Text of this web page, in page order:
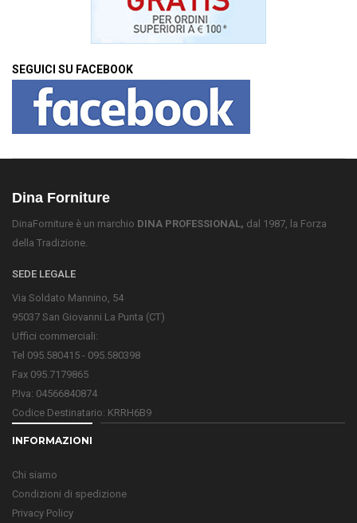
SEGUICI SU FACEBOOK
Dina Forniture
DinaForniture è un marchio DINA PROFESSIONAL, dal 1987, la Forza
della Tradizione.
SEDE LEGALE
Via Soldato Mannino, 54
95037 San Giovanni La Punta (CT)
Uffici commerciali:
Tel 095.580415 - 095.580398
Fax 095.7179865
P.Iva: 04566840874
Codice Destinatario: KRRH6B9
INFORMAZIONI
Chi siamo
Condizioni di spedizione
Privacy Policy